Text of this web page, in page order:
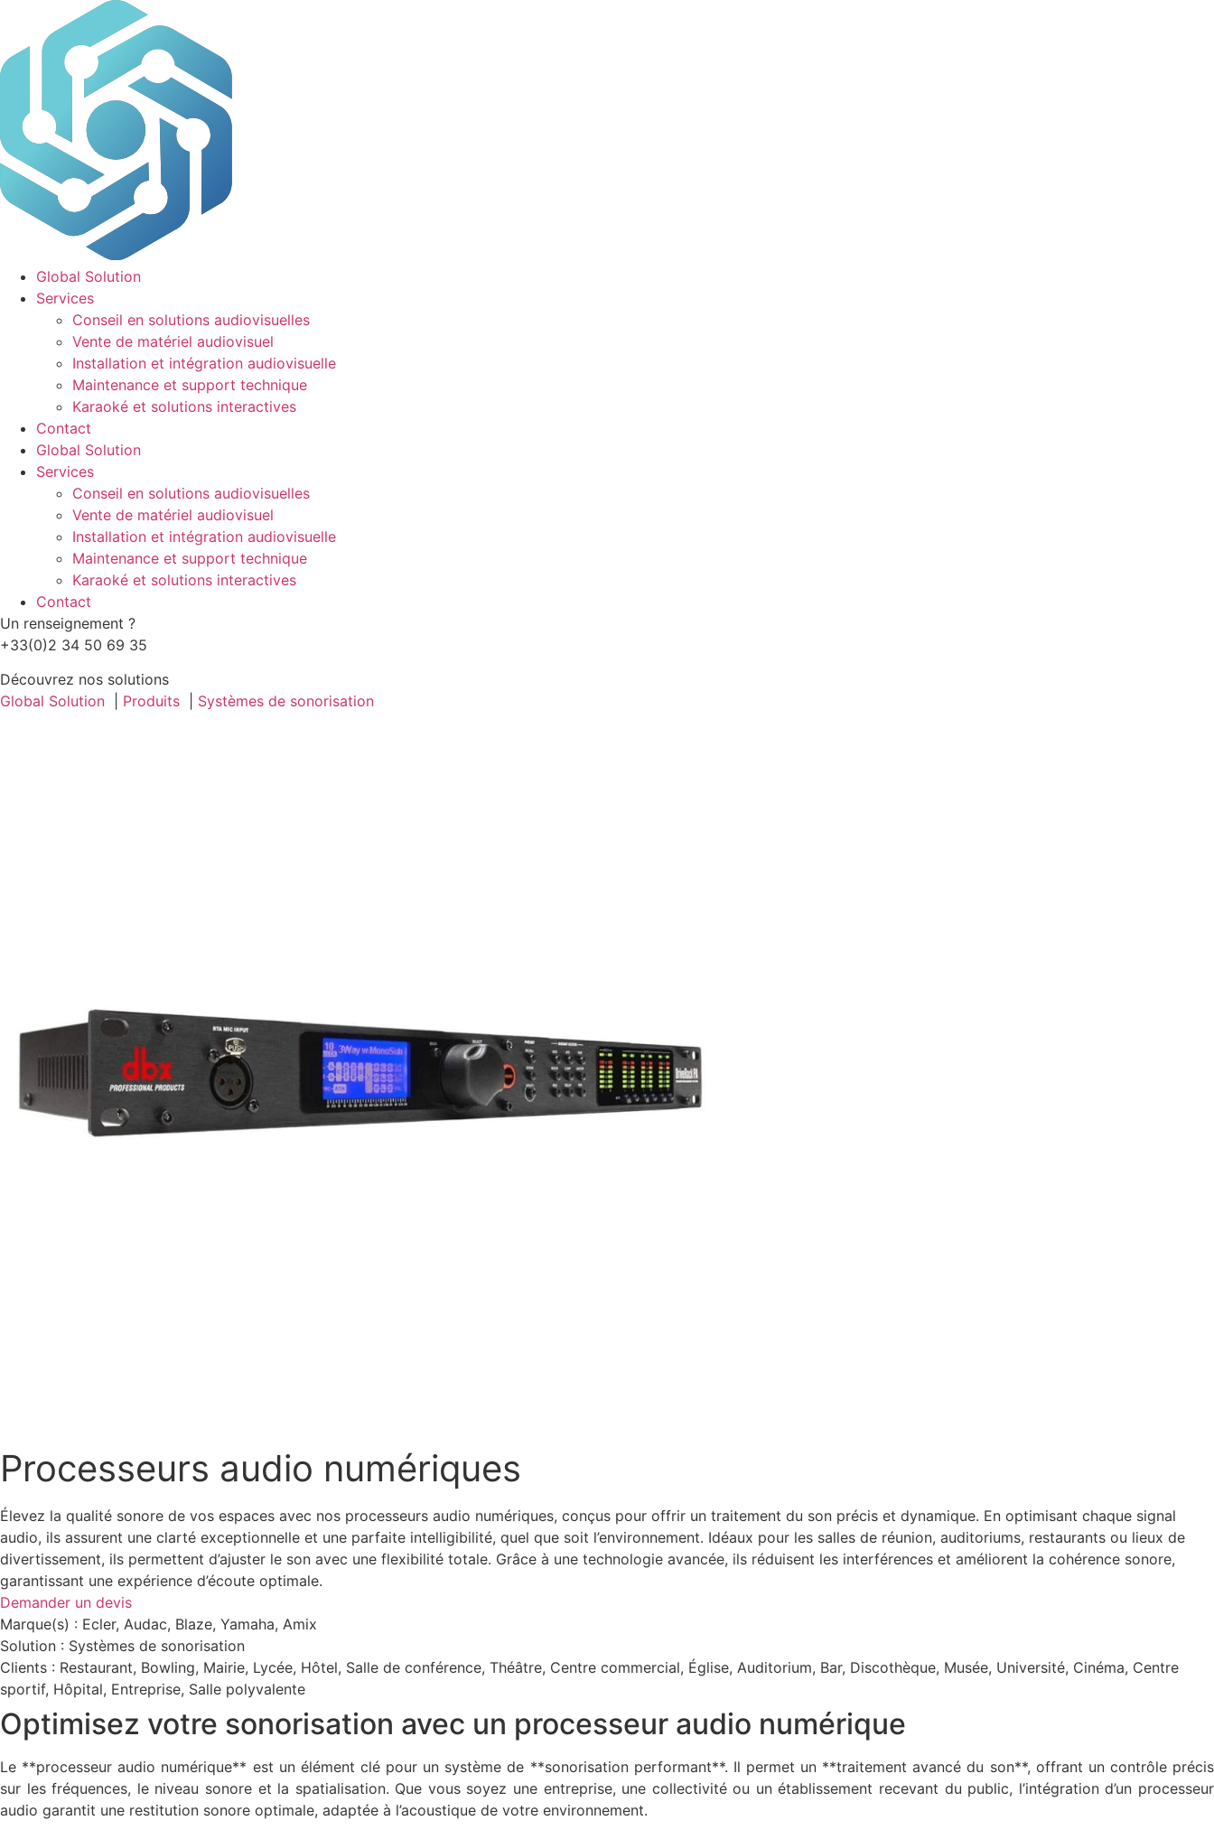
contenu
Global Solution
Services
Conseil en solutions audiovisuelles
Vente de matériel audiovisuel
Installation et intégration audiovisuelle
Maintenance et support technique
Karaoké et solutions interactives
Contact
Global Solution
Services
Conseil en solutions audiovisuelles
Vente de matériel audiovisuel
Installation et intégration audiovisuelle
Maintenance et support technique
Karaoké et solutions interactives
Contact
Un renseignement ?
+33(0)2 34 50 69 35
Découvrez nos solutions
Global Solution
Produits Systèmes de sonorisation
Processeurs audio numériques
Élevez la qualité sonore de vos espaces avec nos processeurs audio numériques, conçus pour offrir un traitement du son précis et dynamique. En optimisant chaque signal
audio, ils assurent une clarté exceptionnelle et une parfaite intelligibilité, quel que soit l’environnement. Idéaux pour les salles de réunion, auditoriums, restaurants ou lieux de
divertissement, ils permettent d’ajuster le son avec une flexibilité totale. Grâce à une technologie avancée, ils réduisent les interférences et améliorent la cohérence sonore,
garantissant une expérience d’écoute optimale.
Demander un devis
Marque(s) : Ecler, Audac, Blaze, Yamaha, Amix
Solution : Systèmes de sonorisation
Clients : Restaurant, Bowling, Mairie, Lycée, Hôtel, Salle de conférence, Théâtre, Centre commercial, Église, Auditorium, Bar, Discothèque, Musée, Université, Cinéma, Centre
sportif, Hôpital, Entreprise, Salle polyvalente
Optimisez votre sonorisation avec un processeur audio numérique
Le **processeur audio numérique** est un élément clé pour un système de **sonorisation performant**. Il permet un **traitement avancé du son**, offrant un contrôle précis
sur les fréquences, le niveau sonore et la spatialisation. Que vous soyez une entreprise, une collectivité ou un établissement recevant du public, l’intégration d’un processeur
audio garantit une restitution sonore optimale, adaptée à l’acoustique de votre environnement.